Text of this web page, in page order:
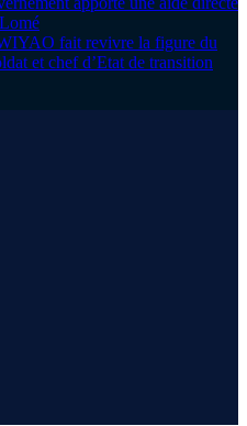
fait revivre la figure du
et chef d’Etat de transition